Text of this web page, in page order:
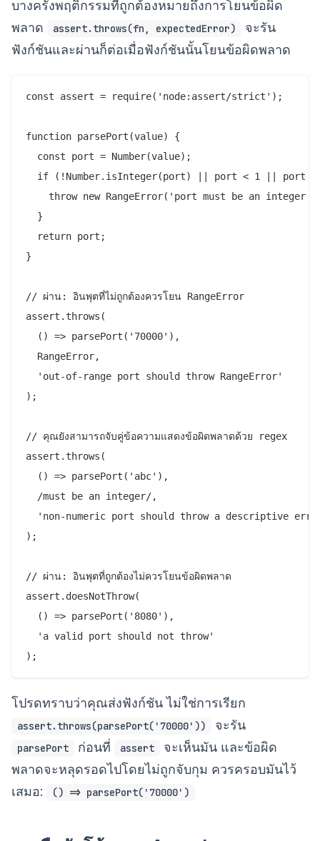
บางครั้งพฤติกรรมที่ถูกต้องหมายถึงการโยนข้อผิด
พลาด
assert.throws(fn, expectedError)
จะรัน
ฟังก์ชันและผ่านก็ต่อเมื่อฟังก์ชันนั้นโยนข้อผิดพลาด
const assert = require('node:assert/strict');
function parsePort(value) {
  const port = Number(value);
if (!Number.isInteger(port) || port < 1 || port >
throw new RangeError('port must be an integer
  }
  return port;
}
// ผ่าน: อินพุตที่ไม่ถูกต้องควรโยน RangeError
assert.throws(
  () => parsePort('70000'),
  RangeError,
  'out-of-range port should throw RangeError'
);
// คุณยังสามารถจับคู่ข้อความแสดงข้อผิดพลาดด้วย regex
assert.throws(
  () => parsePort('abc'),
  /must be an integer/,
'non-numeric port should throw a descriptive
);
// ผ่าน: อินพุตที่ถูกต้องไม่ควรโยนข้อผิดพลาด
assert.doesNotThrow(
  () => parsePort('8080'),
  'a valid port should not throw'
โปรดทราบว่าคุณส่งฟังก์ชัน ไม่ใช่การเรียก
assert.throws(parsePort('70000')) จะรัน
parsePort ก่อนที่ assert
จะเห็นมัน และข้อผิด
พลาดจะหลุดรอดไปโดยไม่ถูกจับกุม ควรครอบมันไว้
เสมอ:
() => parsePort('70000')